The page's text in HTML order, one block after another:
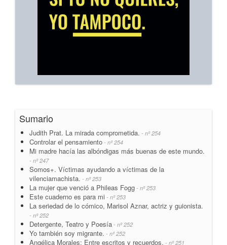
Sumario
Judith Prat. La mirada comprometida. - nº 254
Controlar el pensamiento - nº 254
Mi madre hacía las albóndigas más buenas de este mundo.
- nº 247
Somos+. Víctimas ayudando a víctimas de la
vilenciamachista. - nº 253
La mujer que venció a Phileas Fogg - nº 253
Este cuaderno es para mi - nº 253
La seriedad de lo cómico, Marisol Aznar, actriz y guionista.
- nº 252
Detergente, Teatro y Poesía - nº 252
Yo también soy migrante. - nº 252
Angélica Morales: Entre escritos y recuerdos. - nº 251